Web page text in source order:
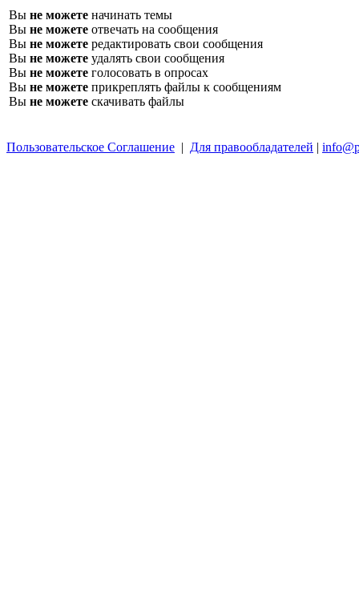
Вы не можете начинать темы
Вы не можете отвечать на сообщения
Вы не можете редактировать свои сообщения
Вы не можете удалять свои сообщения
Вы не можете голосовать в опросах
Вы не можете прикреплять файлы к сообщениям
Вы не можете скачивать файлы
Пользовательское Соглашение | Для правообладателей |